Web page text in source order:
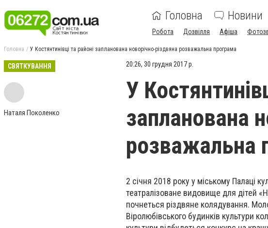
Головна Новини
Робота Дозвілля Афіша
Головна У Костянтинівці та районі запланована новорічно-різдвяна розважальна програма
СВЯТКУВАННЯ
Наталя Поколенко
20:26, 30 грудня 2017 р.
У
запланована
розважальна
2 січня 2018 року у міському Палаці
театралізоване видовище для дітей
почнеться різдвяне колядування.
Віролюбівського будинків культури